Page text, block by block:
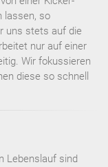
lassen, so
uns stets auf die
nur auf einer
Wir fokussieren
diese so schnell
Lebenslauf sind